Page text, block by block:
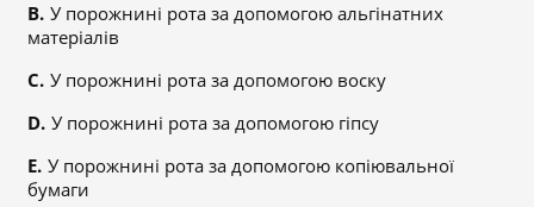
У порожнині рота за допомогою альгінатних
матеріалів
У порожнині рота за допомогою воску
У порожнині рота за допомогою гіпсу
У порожнині рота за допомогою копіювальної
бумаги